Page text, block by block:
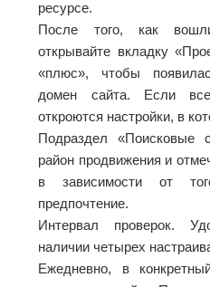
ресурсе.
После того, как
открывайте вкладку
«плюс», чтобы
домен сайта. Если
откроются настройки, в
Подраздел «Поисковые
район продвижения и
в зависимости от
предпочтение.
Интервал проверок.
наличии четырех
Ежедневно, в